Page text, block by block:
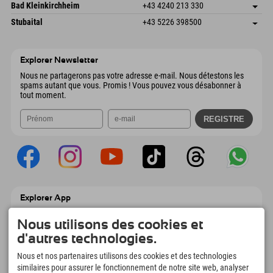
Autriche
Réservation
Gscheat 14
Autriche
Enregistrer l'adresse
Réservation
Bad Kleinkirchheim +43 4240 213 330
Dorfstraße 24
Enregistrer l'adresse
Stubaital +43 5226 398500
Explorer Newsletter
Nous ne partagerons pas votre adresse e-mail. Nous détestons les
spams autant que vous. Promis ! Vous pouvez vous désabonner à
tout moment.
Explorer App
Explorer à emporter avec aperçu de vos
réservations, liste de choses à faire, aperçu
des restaurants et bien plus encore.
Téléchargez-le maintenant !
Nous utilisons des cookies et
d'autres technologies.
Nous et nos partenaires utilisons des cookies et des technologies
similaires pour assurer le fonctionnement de notre site web, analyser